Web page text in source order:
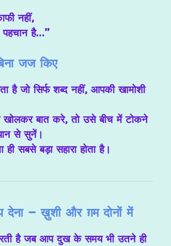
नहीं,
पहचान है…”
जज किए
है जो सिर्फ शब्द नहीं, आपकीखामोशी
बात करे, तो उसे बीच में टोकने
से सुनें।
सबसे बड़ा सहारा होता है।
देना – ख़ुशी और ग़म दोनों में
है जब आपदुख के समयभी उतने ही